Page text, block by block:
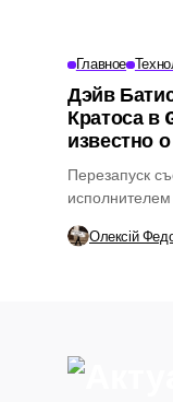
Главное
Дэйв
Кратоса в
известно
Перезапуск
ключевым
Олексій